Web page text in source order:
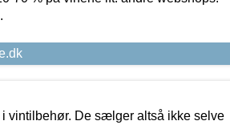
vintilbehør. De sælger altså ikke selve